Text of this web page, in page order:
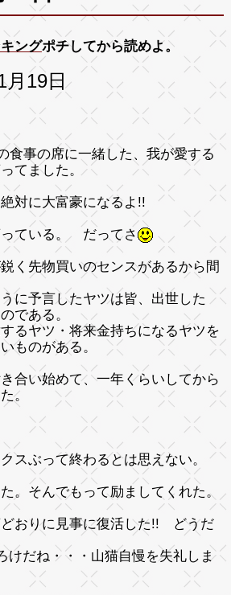
ングポチしてから読めよ。
19日
食事の席に一緒した、我が愛する
てました。
対に大富豪になるよ!!
ている。 だってさ
く 先物買いのセンスがあるから間
に予言したヤツは皆、出世した
である。
るヤツ・将来金持ちになるヤツを
ものがある。
合い始めて、一年くらいしてから
。
スぶって終わるとは思えない。
。そんでもって励ましてくれた。
おりに見事に復活した!! どうだ
けだね・・・山猫自慢を失礼しま